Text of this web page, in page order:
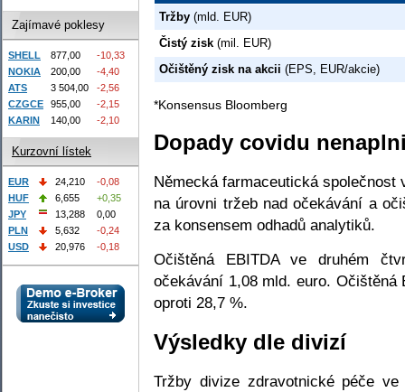
Tržby (mld. EUR)
Čistý zisk (mil. EUR)
Očištěný zisk na akcii (EPS, EUR/akcie)
*Konsensus Bloomberg
Dopady covidu
Německá farmaceutická
na úrovni tržeb nad očekávání a
za konsensem odhadů analytiků.
Očištěná EBITDA ve druhém
očekávání 1,08 mld. euro.
oproti 28,7 %.
Výsledky dle divizí
Tržby divize zdravotnické péče
Zajímavé poklesy
SHELL 877,00
-10,33
NOKIA
200,00
-4,40
ATS
3 504,00
-2,56
CZGCE
955,00
-2,15
KARIN
140,00 -2,10
Kurzovní lístek
EUR 24,210
-0,08
HUF
6,655
+0,35
JPY
13,288
0,00
PLN
5,632
-0,24
USD
20,976 -0,18